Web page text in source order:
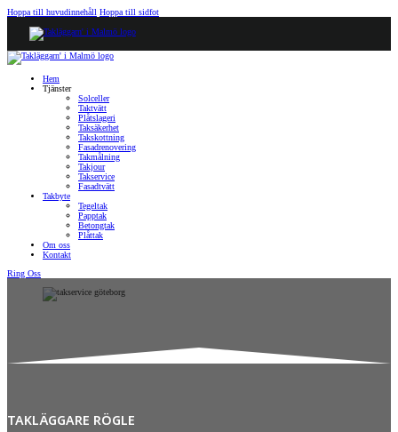
Hoppa till huvudinnehåll Hoppa till sidfot
Hem
Tjänster
Solceller
Taktvätt
Plåtslageri
Taksäkerhet
Takskottning
Fasadrenovering
Takmålning
Takjour
Takservice
Fasadtvätt
Takbyte
Tegeltak
Papptak
Betongtak
Plåttak
Om oss
Kontakt
Ring Oss
TAKLÄGGARE RÖGLE